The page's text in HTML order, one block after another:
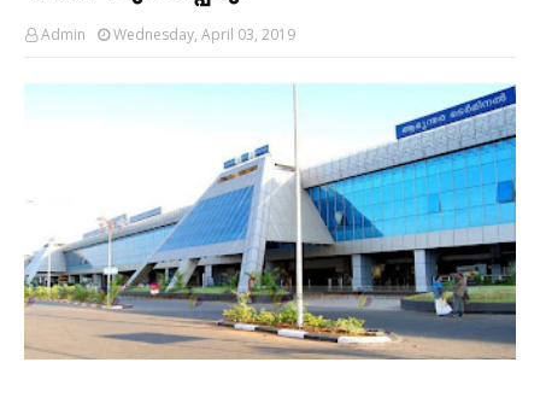
Admin Wednesday, April 03, 2019